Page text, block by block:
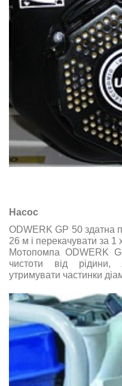
Насос
ODWERK GP 50 здатна
26 м і перекачувати за 1
Мотопомпа ODWERK
чистоти від рідини,
утримувати частинки